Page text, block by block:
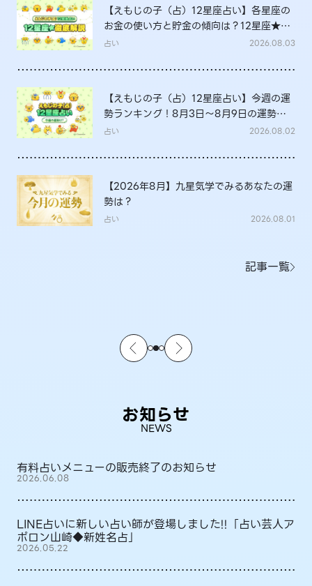
【えもじの子（占）12星座占い】各星座の
お金の使い方と貯金の傾向は？12星座★徹
底解説
占い 2026.08.03
【えもじの子（占）12星座占い】今週の運
勢ランキング！8月3日～8月9日の運勢
は？
占い 2026.08.02
【2026年8月】九星気学でみるあなたの運
勢は？
占い 2026.08.01
記事一覧
お知らせ
NEWS
有料占いメニューの販売終了のお知らせ
2026.06.08
LINE占いに新しい占い師が登場しました!!「占い芸人ア
ポロン山崎◆新姓名占」
2026.05.22